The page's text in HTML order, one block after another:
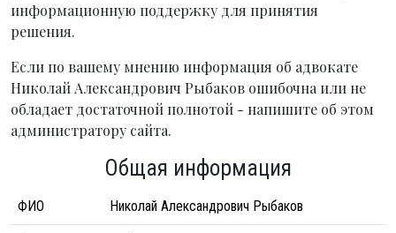
информационную поддержку для принятия
решения.
Если по вашему мнению информация об адвокате
Николай Александрович Рыбаков ошибочна или не
обладает достаточной полнотой - напишите об этом
администратору сайта.
Общая информация
ФИО Николай Александрович Рыбаков